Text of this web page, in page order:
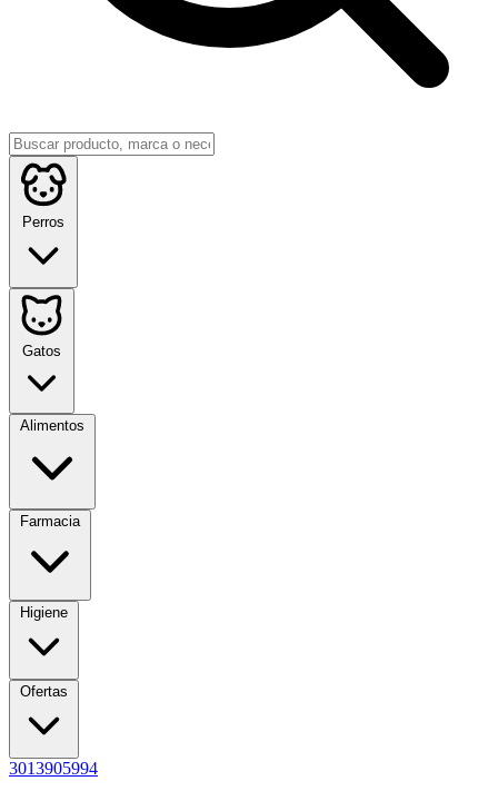
Perros
Gatos
Alimentos
Farmacia
Higiene
Ofertas
3013905994